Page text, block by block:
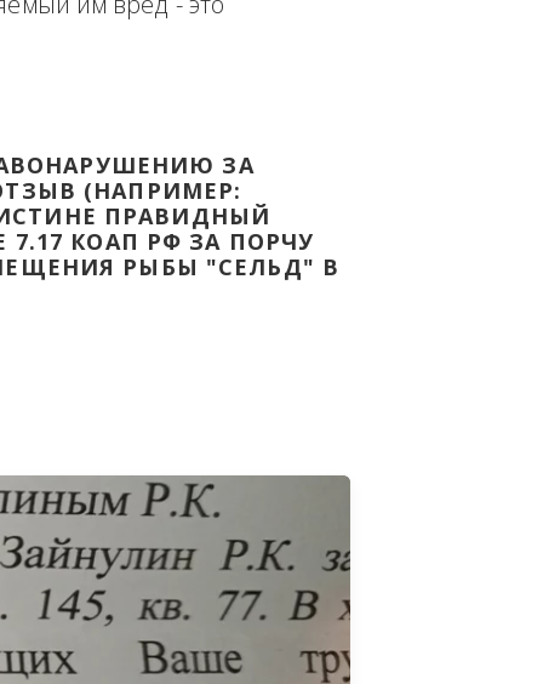
доказательством с целью -
Законодательства Российской
ПРАВОНАРУШЕНИЮ ЗА
ВАШ ОТЗЫВ (НАПРИМЕР:
ВОИСТИНЕ ПРАВИДНЫЙ
7.17 КОАП РФ ЗА ПОРЧУ
ПОМЕЩЕНИЯ РЫБЫ "СЕЛЬД" В